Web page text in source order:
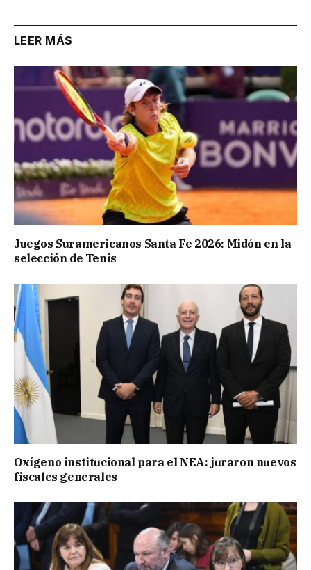
LEER MÁS
Juegos Suramericanos Santa Fe 2026: Midón en la
selección de Tenis
Oxígeno institucional para el NEA: juraron nuevos
fiscales generales